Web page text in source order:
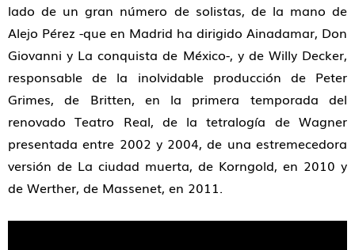
lado de un gran número de solistas, de la mano de
Alejo Pérez -que en Madrid ha dirigido Ainadamar, Don
Giovanni y La conquista de México-, y de Willy Decker,
responsable de la inolvidable producción de Peter
Grimes, de Britten, en la primera temporada del
renovado Teatro Real, de la tetralogía de Wagner
presentada entre 2002 y 2004, de una estremecedora
versión de La ciudad muerta, de Korngold, en 2010 y
de Werther, de Massenet, en 2011.